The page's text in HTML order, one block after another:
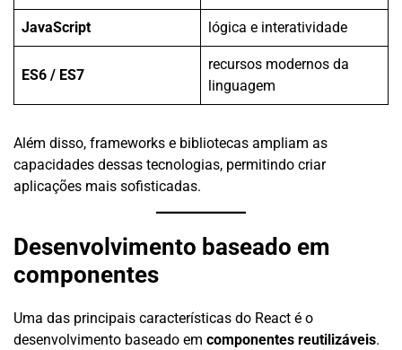
JavaScript lógica e interatividade
ES6 / ES7
recursos modernos da
linguagem
Além disso, frameworks e bibliotecas ampliam as
capacidades dessas tecnologias, permitindo criar
aplicações mais sofisticadas.
Desenvolvimento baseado em
componentes
Uma das principais características do React é o
desenvolvimento baseado em componentes reutilizáveis.